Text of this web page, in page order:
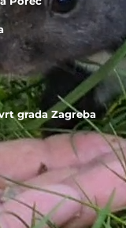
grada Zagreba